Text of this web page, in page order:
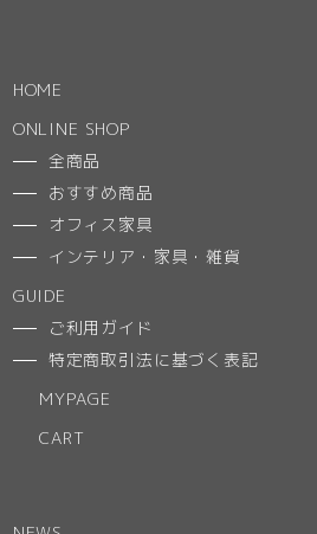
HOME
ONLINE SHOP
全商品
おすすめ商品
オフィス家具
インテリア・家具・雑貨
GUIDE
ご利用ガイド
特定商取引法に基づく表記
MYPAGE
CART